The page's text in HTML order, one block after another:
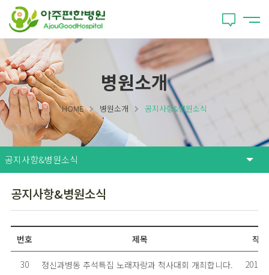
병원소개
HOME 병원소개 공지사항&병원소식
공지사항&병원소식
번호 제목 작
30 정신과병동 추석특집 노래자랑과 척사대회 개최합니다.